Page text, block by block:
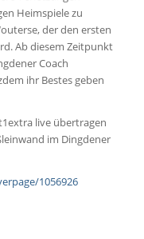
Heimspiele zu
der den ersten
Ab diesem Zeitpunkt
Coach
ihr Bestes geben
live übertragen
im Dingdener
1056926